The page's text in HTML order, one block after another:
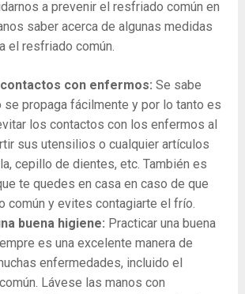
a prevenir el resfriado común en
saber acerca de algunas medidas
el resfriado común.
con enfermos: Se sabe
se propaga fácilmente y por lo tanto es
los contactos con los enfermos al
sus utensilios o cualquier artículos
cepillo de dientes, etc. También es
te quedes en casa en caso de que
común y evites contagiarte el frío.
buena higiene: Practicar una buena
es una excelente manera de
enfermedades, incluido el
Lávese las manos con